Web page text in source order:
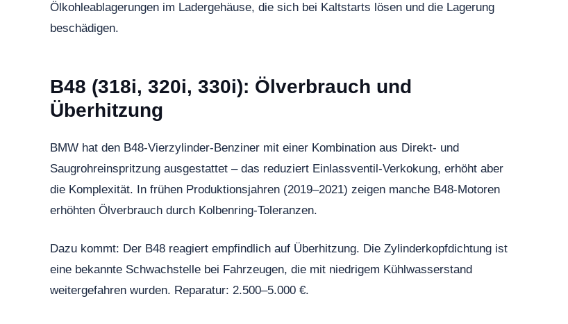
Ölkohleablagerungen im Ladergehäuse, die sich bei Kaltstarts lösen und die Lagerung
beschädigen.
B48 (318i, 320i, 330i): Ölverbrauch und
Überhitzung
BMW hat den B48-Vierzylinder-Benziner mit einer Kombination aus Direkt- und
Saugrohreinspritzung ausgestattet – das reduziert Einlassventil-Verkokung, erhöht aber
die Komplexität. In frühen Produktionsjahren (2019–2021) zeigen manche B48-Motoren
erhöhten Ölverbrauch durch Kolbenring-Toleranzen.
Dazu kommt: Der B48 reagiert empfindlich auf Überhitzung. Die Zylinderkopfdichtung ist
eine bekannte Schwachstelle bei Fahrzeugen, die mit niedrigem Kühlwasserstand
weitergefahren wurden. Reparatur: 2.500–5.000 €.